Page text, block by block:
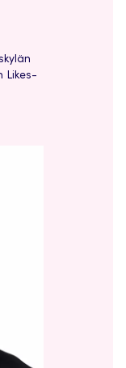
Likes-